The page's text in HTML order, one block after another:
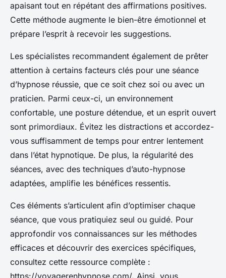
apaisant tout en répétant des affirmations positives.
Cette méthode augmente le bien-être émotionnel et
prépare l’esprit à recevoir les suggestions.
Les spécialistes recommandent également de prêter
attention à certains facteurs clés pour une séance
d’hypnose réussie, que ce soit chez soi ou avec un
praticien. Parmi ceux-ci, un environnement
confortable, une posture détendue, et un esprit ouvert
sont primordiaux. Évitez les distractions et accordez-
vous suffisamment de temps pour entrer lentement
dans l’état hypnotique. De plus, la régularité des
séances, avec des techniques d’auto-hypnose
adaptées, amplifie les bénéfices ressentis.
Ces éléments s’articulent afin d’optimiser chaque
séance, que vous pratiquiez seul ou guidé. Pour
approfondir vos connaissances sur les méthodes
efficaces et découvrir des exercices spécifiques,
consultez cette ressource complète :